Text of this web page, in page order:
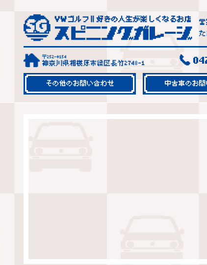
営
〒252-0154
神奈川県相模原市緑区長竹2748-1
その他のお問い合わせ 中古車のお